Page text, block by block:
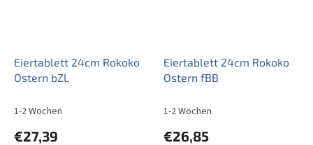
Eiertablett 24cm Rokoko
Ostern bZL
1-2 Wochen
€27,39
Eiertablett 24cm Rokoko
Ostern fBB
1-2 Wochen
€26,85